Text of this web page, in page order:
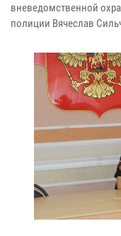
вневедомственной
полиции Вячеслав